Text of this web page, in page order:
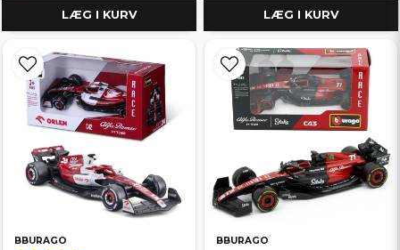
LÆG I KURV LÆG I KURV
BBURAGO BBURAGO